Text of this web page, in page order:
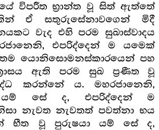
විපරීත භ්‍රාන්ත වූ සිත් ඇත්තේ
ඒ සතුරුසේනාවගෙන් මිදී
වැද එහි පරම සුඛාස්වාදය
එපරිද්දෙන් ම යමෙක්
යොනිසොමනස්කාරයෙන් පහ
ඇති පරම සුඛ ප්‍ර‍ණීත වූ
කරන්නේ ය. මහරජානෙනි,
යම් සේ ද, එපරිද්දෙන් ම
නැවත නැවතත් පවත්නා භය
භීත වූ පුරුෂයා යම් සේ ද,